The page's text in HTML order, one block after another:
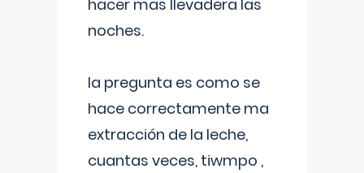
hacer mas llevadera las
noches.
la pregunta es como se
hace correctamente ma
extracción de la leche,
cuantas veces, tiwmpo ,